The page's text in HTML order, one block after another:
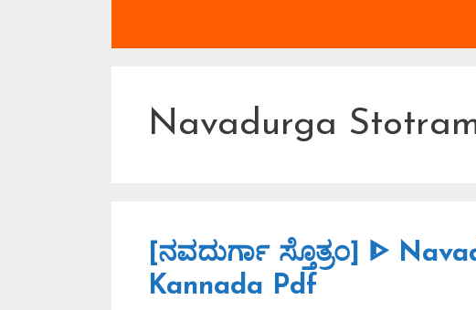
Navadurga
[ನವದುರ್ಗಾ ಸ್ತೊತ್ರಂ] ᐈ
Kannada Pdf